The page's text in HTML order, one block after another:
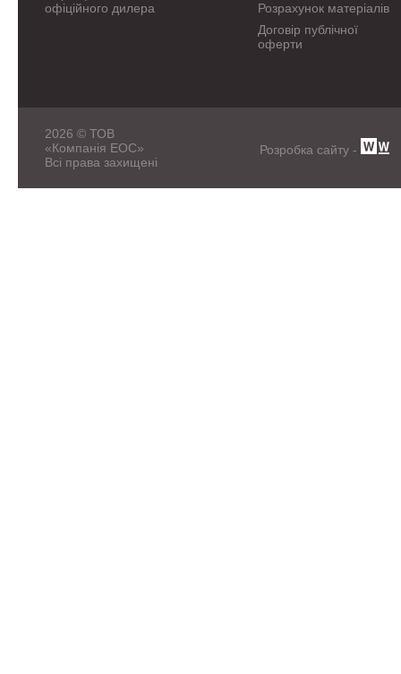
офіційного дилера
Розрахунок матеріалів
Договір публічної
оферти
2026 © ТОВ
«Компанія ЕОС»
Всі права захищені
Розробка сайту -